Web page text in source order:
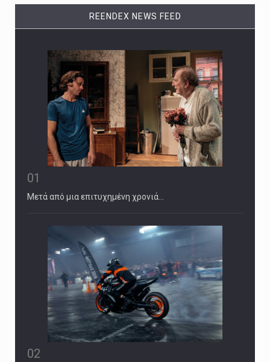
REENDEX NEWS FEED
01
Μετά από μια επιτυχημένη χρονιά…
02